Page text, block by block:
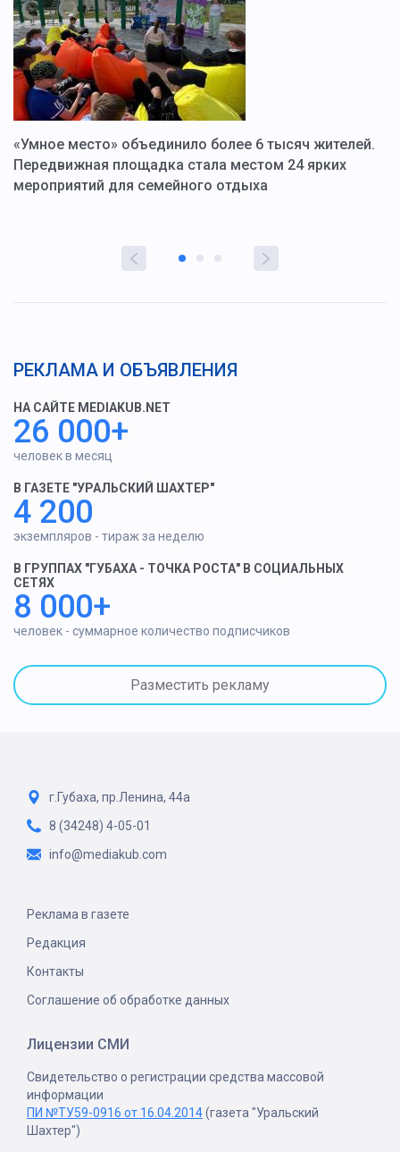
«Умное место» объединило более 6 тысяч жителей.
Передвижная площадка стала местом 24 ярких
мероприятий для семейного отдыха
РЕКЛАМА И ОБЪЯВЛЕНИЯ
НА САЙТЕ MEDIAKUB.NET
26 000+
человек в месяц
В ГАЗЕТЕ "УРАЛЬСКИЙ ШАХТЕР"
4 200
экземпляров - тираж за неделю
В ГРУППАХ "ГУБАХА - ТОЧКА РОСТА" В СОЦИАЛЬНЫХ
СЕТЯХ
8 000+
человек - суммарное количество подписчиков
Разместить рекламу
г.Губаха, пр.Ленина, 44а
8 (34248) 4-05-01
info@mediakub.com
Реклама в газете
Редакция
Контакты
Соглашение об обработке данных
Лицензии СМИ
Свидетельство о регистрации средства массовой
информации
ПИ №ТУ59-0916 от 16.04.2014(газета "Уральский
Шахтер")